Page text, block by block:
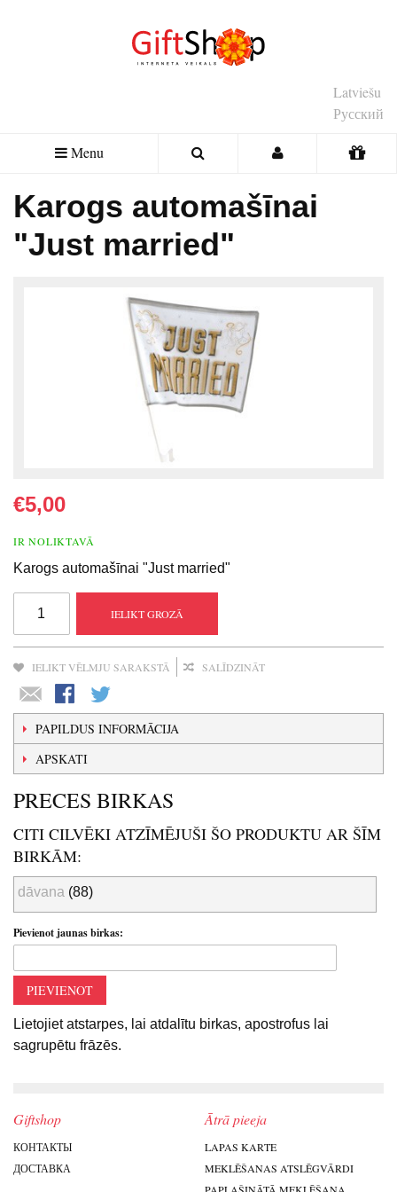
Latviešu
Русский
Menu
Karogs automašīnai
"Just married"
€5,00
IR NOLIKTAVĀ
Karogs automašīnai "Just married"
IELIKT GROZĀ
IELIKT VĒLMJU SARAKSTĀ SALĪDZINĀT
PAPILDUS INFORMĀCIJA
APSKATI
PRECES BIRKAS
CITI CILVĒKI ATZĪMĒJUŠI ŠO PRODUKTU AR ŠĪM
BIRKĀM:
dāvana (88)
Pievienot jaunas birkas:
PIEVIENOT
Lietojiet atstarpes, lai atdalītu birkas, apostrofus lai
sagrupētu frāzēs.
Giftshop
КОНТАКТЫ
ДОСТАВКА
Ātrā pieeja
LAPAS KARTE
MEKLĒŠANAS ATSLĒGVĀRDI
PAPLAŠINĀTĀ MEKLĒŠANA